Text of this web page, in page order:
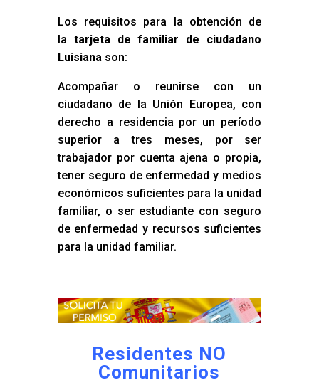
Los requisitos para la obtención de
la tarjeta de familiar de ciudadano
Luisiana son:
Acompañar o reunirse con un
ciudadano de la Unión Europea, con
derecho a residencia por un período
superior a tres meses, por ser
trabajador por cuenta ajena o propia,
tener seguro de enfermedad y medios
económicos suficientes para la unidad
familiar, o ser estudiante con seguro
de enfermedad y recursos suficientes
para la unidad familiar.
Residentes NO
Comunitarios